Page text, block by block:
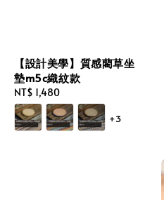
【設計美學】質感藺草坐
墊m5c織紋款
Regular
price
NT$ 1,480
+3